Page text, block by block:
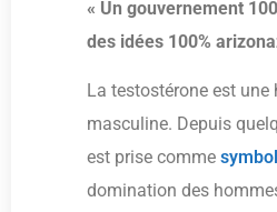
« Un gouvernement
des idées 100%
La testostérone est une
masculine. Depuis
est prise comme
domination des